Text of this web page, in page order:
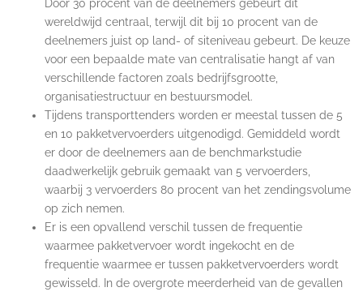
Door 30 procent van de deelnemers gebeurt dit
wereldwijd centraal, terwijl dit bij 10 procent van de
deelnemers juist op land- of siteniveau gebeurt. De keuze
voor een bepaalde mate van centralisatie hangt af van
verschillende factoren zoals bedrijfsgrootte,
organisatiestructuur en bestuursmodel.
Tijdens transporttenders worden er meestal tussen de 5
en 10 pakketvervoerders uitgenodigd. Gemiddeld wordt
er door de deelnemers aan de benchmarkstudie
daadwerkelijk gebruik gemaakt van 5 vervoerders,
waarbij 3 vervoerders 80 procent van het zendingsvolume
op zich nemen.
Er is een opvallend verschil tussen de frequentie
waarmee pakketvervoer wordt ingekocht en de
frequentie waarmee er tussen pakketvervoerders wordt
gewisseld. In de overgrote meerderheid van de gevallen